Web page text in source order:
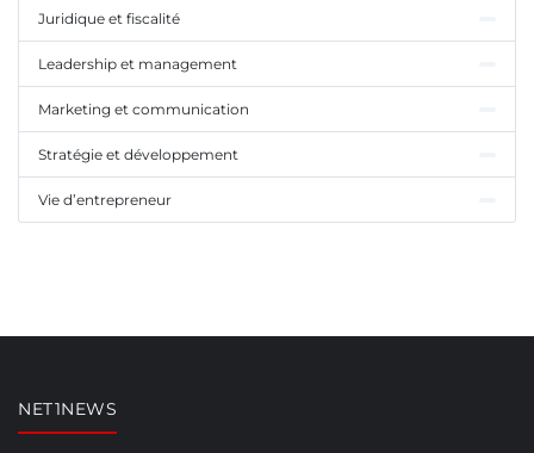
Juridique et fiscalité
Leadership et management
Marketing et communication
Stratégie et développement
Vie d’entrepreneur
NET1NEWS